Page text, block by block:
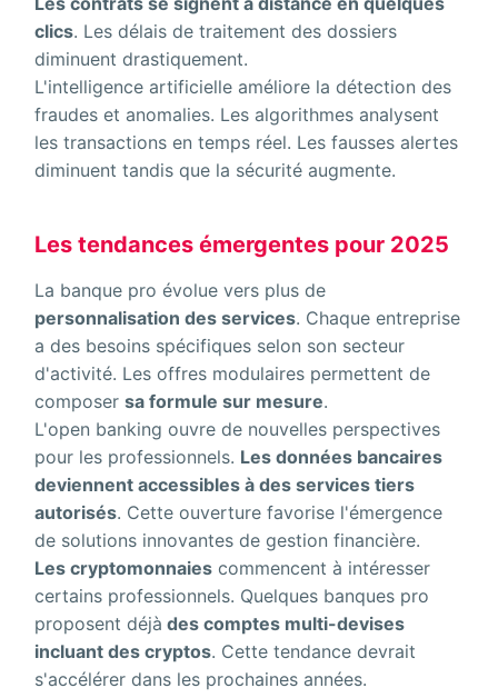
clics. Les délais de traitement des dossiers
diminuent drastiquement.
L'intelligence artificielle améliore la détection des
fraudes et anomalies. Les algorithmes analysent
les transactions en temps réel. Les fausses alertes
diminuent tandis que la sécurité augmente.
Les tendances émergentes pour 2025
La banque pro évolue vers plus de
personnalisation des services. Chaque entreprise
a des besoins spécifiques selon son secteur
d'activité. Les offres modulaires permettent de
composersa formule sur mesure.
L'open banking ouvre de nouvelles perspectives
pour les professionnels. Les données bancaires
deviennent accessibles à des services tiers
autorisés. Cette ouverture favorise l'émergence
de solutions innovantes de gestion financière.
Les cryptomonnaies commencent à intéresser
certains professionnels. Quelques banques pro
proposent déjà des comptes multi-devises
incluant des cryptos. Cette tendance devrait
s'accélérer dans les prochaines années.